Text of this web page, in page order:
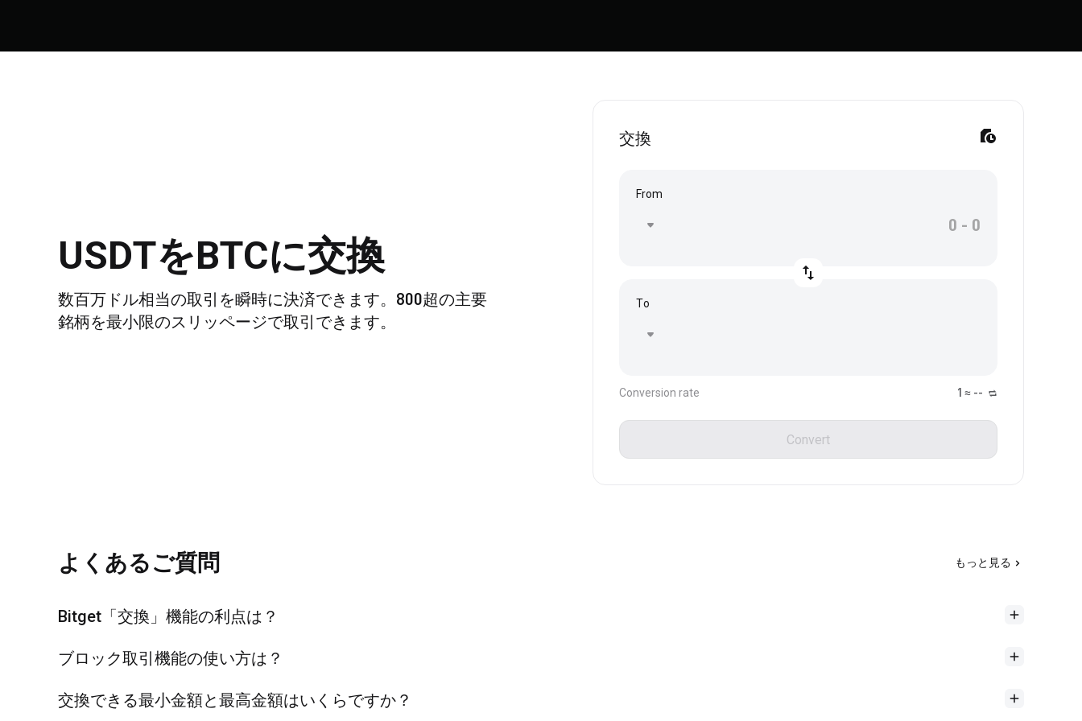
USDTをBTCに交換
数百万ドル相当の取引を瞬時に決済できます。800超の主要
銘柄を最小限のスリッページで取引できます。
交換
From
To
Conversion rate 1 ≈ --
Convert
よくあるご質問 もっと見る
Bitget「交換」機能の利点は？
ブロック取引機能の使い方は？
交換できる最小金額と最高金額はいくらですか？